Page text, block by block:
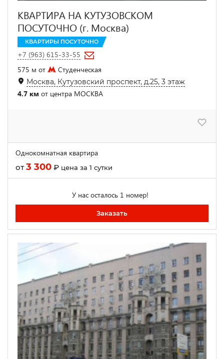
КВАРТИРА НА КУТУЗОВСКОМ
ПОСУТОЧНО (г. Москва)
КВАРТИРЫ ПОСУТОЧНО
+7 (963) 615-33-55
575 м от
Студенческая
Москва, Кутузовский проспект, д.25, 3 этаж
4.7 км от центра МОСКВА
Однокомнатная квартира
от3 300 ₽ цена за 1 сутки
У нас осталось 1 номер!
Заказать